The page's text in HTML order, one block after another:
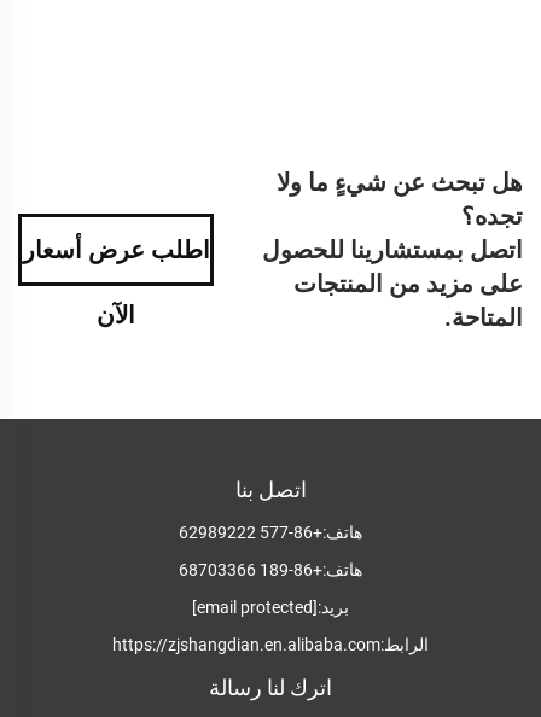
هل تبحث عن شيءٍ ما ولا
تجده؟
اتصل بمستشارينا للحصول
على مزيد من المنتجات
المتاحة.
اطلب عرض أسعار
الآن
اتصل بنا
هاتف:+86-577 62989222
هاتف:+86-189 68703366
بريد:[email protected]
الرابط:https://zjshangdian.en.alibaba.com
اترك لنا رسالة